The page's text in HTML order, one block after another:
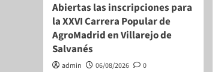
Abiertas las inscripciones para
la XXVI Carrera Popular de
AgroMadrid en Villarejo de
Salvanés
admin 06/08/2026 0